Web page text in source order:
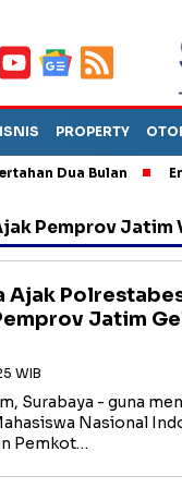
PROPERTY
Dua Bulan Empat
Pemprov
Ajak
Jatim
WIB
Surabaya - guna
Nasional
Pemkot…